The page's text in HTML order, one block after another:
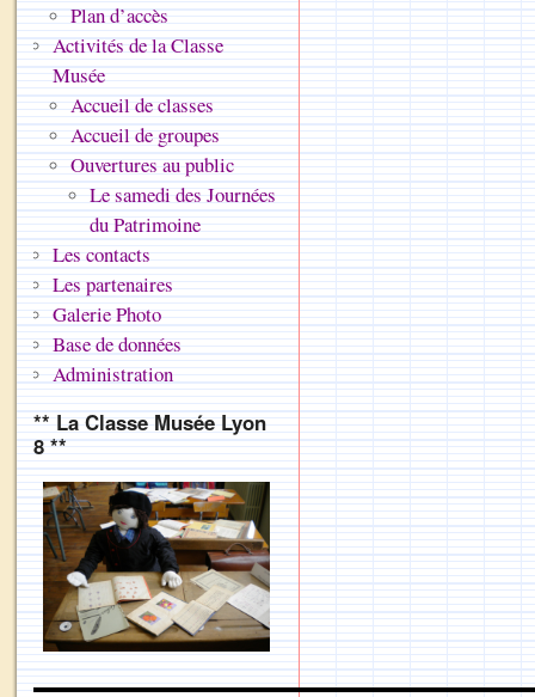
Plan d’accès
Activités de la Classe
Musée
Accueil de classes
Accueil de groupes
Ouvertures au public
Le samedi des Journées
du Patrimoine
Les contacts
Les partenaires
Galerie Photo
Base de données
Administration
** La Classe Musée Lyon
8 **